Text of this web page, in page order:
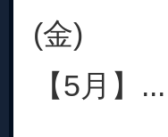
(金)
【5月】...